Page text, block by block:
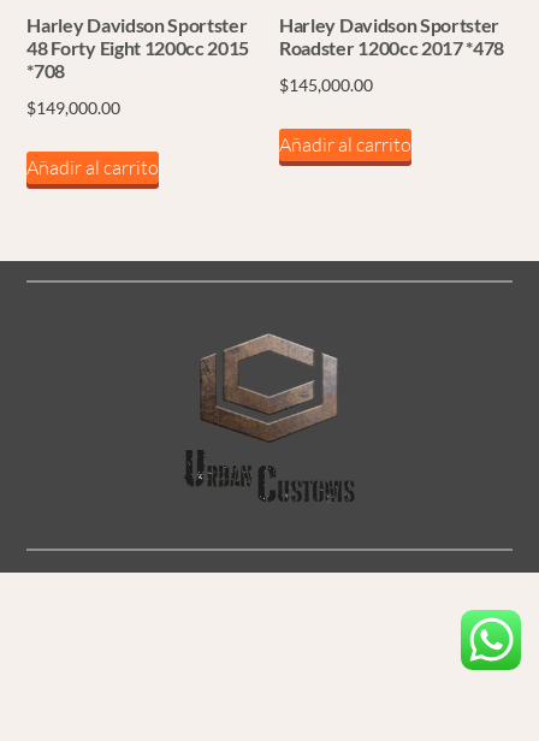
Harley Davidson Sportster
48 Forty Eight 1200cc 2015
*708
$149,000.00
Añadir al carrito
Harley Davidson Sportster
Roadster 1200cc 2017 *478
$145,000.00
Añadir al carrito